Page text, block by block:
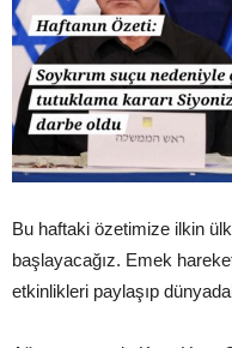
Bu haftaki özetimize ilkin
başlayacağız. Emek
etkinlikleri paylaşıp